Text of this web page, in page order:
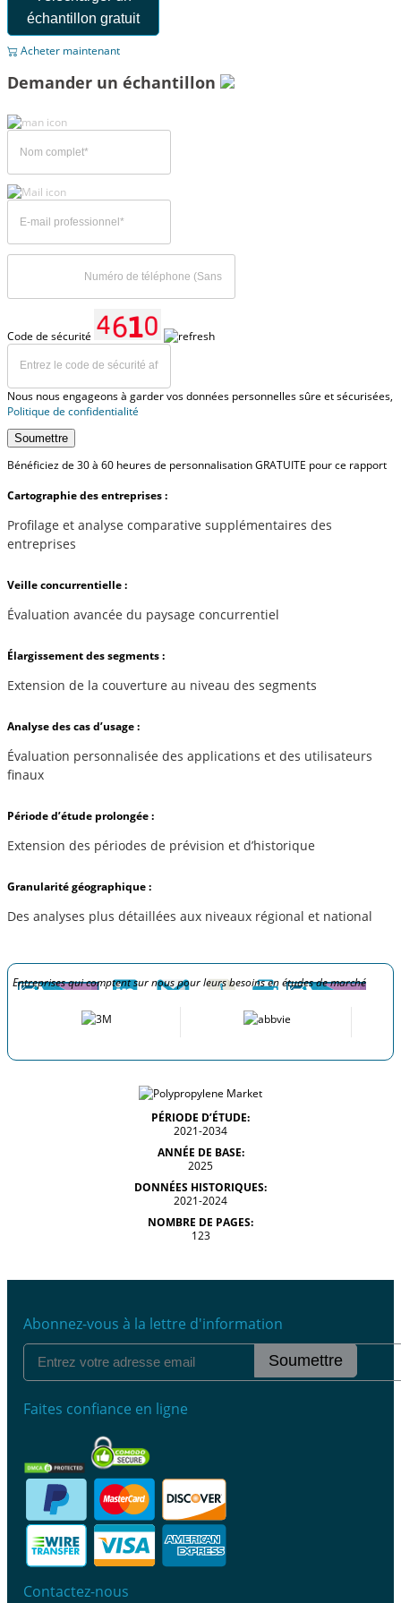
échantillon gratuit
Acheter maintenant
Demander un échantillon
Code de sécurité
Nous nous engageons à garder vos données personnelles sûre et sécurisées,
Politique de confidentialité
Soumettre
Bénéficiez de 30 à 60 heures de personnalisation GRATUITE pour ce rapport
Cartographie des entreprises :
Profilage et analyse comparative supplémentaires des
entreprises
Veille concurrentielle :
Évaluation avancée du paysage concurrentiel
Élargissement des segments :
Extension de la couverture au niveau des segments
Analyse des cas d’usage :
Évaluation personnalisée des applications et des utilisateurs
finaux
Période d’étude prolongée :
Extension des périodes de prévision et d’historique
Granularité géographique :
Des analyses plus détaillées aux niveaux régional et national
Entreprises qui comptent sur nous pour leurs besoins en études de marché
PÉRIODE D’ÉTUDE:
2021-2034
ANNÉE DE BASE:
2025
DONNÉES HISTORIQUES:
2021-2024
NOMBRE DE PAGES:
123
Abonnez-vous à la lettre d'information
Soumettre
Faites confiance en ligne
Contactez-nous